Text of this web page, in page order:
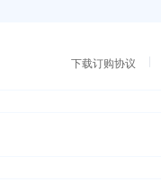
下载订购协议